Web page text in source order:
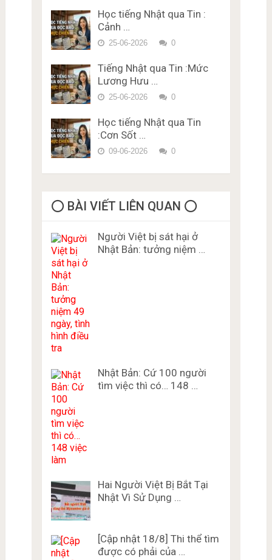
Đề thi trắc nghiệm Lý thuyết
bằng lái xe ở Nhật Bản Miễn
Phí Karimen 10 câu Đề 5
Vựng – Chữ Hán Đề 15
Học tiếng Nhật qua Tin :
Cảnh …
25-06-2026 0
Tiếng Nhật qua Tin :Mức
Lương Hưu …
25-06-2026 0
Học tiếng Nhật qua Tin
:Cơn Sốt …
09-06-2026 0
⭕️ BÀI VIẾT LIÊN QUAN ⭕️
Người Việt bị sát hại ở
Nhật Bản: tưởng niệm …
Nhật Bản: Cứ 100 người
tìm việc thì có… 148 …
Hai Người Việt Bị Bắt Tại
Nhật Vì Sử Dụng …
[Cập nhật 18/8] Thi thể tìm
được có phải của …